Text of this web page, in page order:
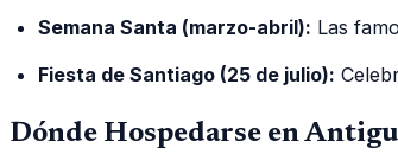
Semana Santa (marzo-abril): Las
Fiesta de Santiago (25 de julio):
Dónde Hospedarse en